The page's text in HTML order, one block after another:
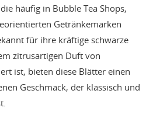
häufig in Bubble Tea Shops,
Getränkemarken
für ihre kräftige schwarze
zitrusartigen Duft von
ist, bieten diese Blätter einen
Geschmack, der klassisch und